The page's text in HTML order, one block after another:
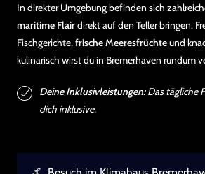
In direkter Umgebung befinden sich
maritime Flairdirekt auf den Teller bringen.
Fischgerichte,frische Meeresfrüchteund
kulinarisch wirst du in Bremerhaven rundum
Deine Inklusivleistungen:Das tägliche
dich inklusive.